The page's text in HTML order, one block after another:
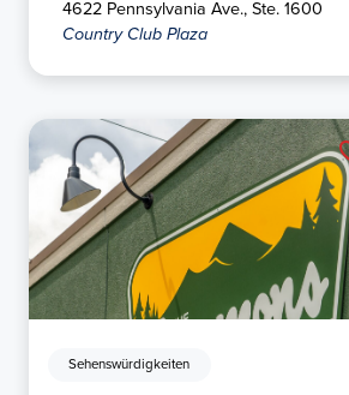
4622 Pennsylvania Ave., Ste. 1600
Country Club Plaza
Sehenswürdigkeiten